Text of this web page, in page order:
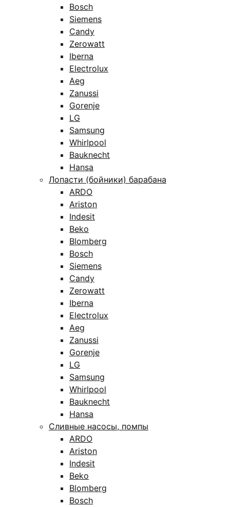
Bosch
Siemens
Candy
Zerowatt
Iberna
Electrolux
Aeg
Zanussi
Gorenje
LG
Samsung
Whirlpool
Bauknecht
Hansa
Лопасти (бойники) барабана
ARDO
Ariston
Indesit
Beko
Blomberg
Bosch
Siemens
Candy
Zerowatt
Iberna
Electrolux
Aeg
Zanussi
Gorenje
LG
Samsung
Whirlpool
Bauknecht
Hansa
Сливные насосы, помпы
ARDO
Ariston
Indesit
Beko
Blomberg
Bosch